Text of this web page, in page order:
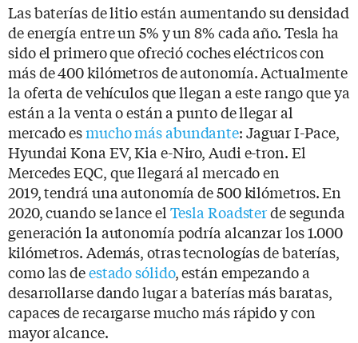
Las baterías de litio están aumentando su densidad
de energía entre un 5% y un 8% cada año. Tesla ha
sido el primero que ofreció coches eléctricos con
más de 400 kilómetros de autonomía. Actualmente
la oferta de vehículos que llegan a este rango que ya
están a la venta o están a punto de llegar al
mercado esmucho más abundante: Jaguar I-Pace,
Hyundai Kona EV, Kia e-Niro, Audi e-tron. El
Mercedes EQC, que llegará al mercado en
2019, tendrá una autonomía de 500 kilómetros. En
2020, cuando se lance el Tesla Roadsterde segunda
generación la autonomía podría alcanzar los 1.000
kilómetros. Además, otras tecnologías de baterías,
como las deestado sólido, están empezando a
desarrollarse dando lugar a baterías más baratas,
capaces de recargarse mucho más rápido y con
mayor alcance.